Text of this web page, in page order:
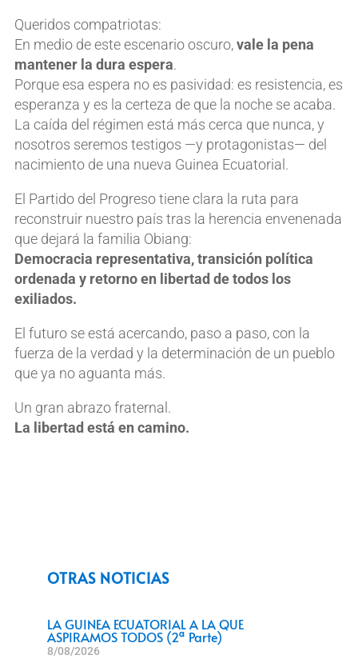
Queridos compatriotas:
En medio de este escenario oscuro,vale la pena
mantener la dura espera.
Porque esa espera no es pasividad: es resistencia, es
esperanza y es la certeza de que la noche se acaba.
La caída del régimen está más cerca que nunca, y
nosotros seremos testigos —y protagonistas— del
nacimiento de una nueva Guinea Ecuatorial.
El Partido del Progreso tiene clara la ruta para
reconstruir nuestro país tras la herencia envenenada
que dejará la familia Obiang:
Democracia representativa, transición política
ordenada y retorno en libertad de todos los
exiliados.
El futuro se está acercando, paso a paso, con la
fuerza de la verdad y la determinación de un pueblo
que ya no aguanta más.
Un gran abrazo fraternal.
La libertad está en camino.
OTRAS NOTICIAS
LA GUINEA ECUATORIAL A LA QUE
ASPIRAMOS TODOS (2ª Parte)
8/08/2026